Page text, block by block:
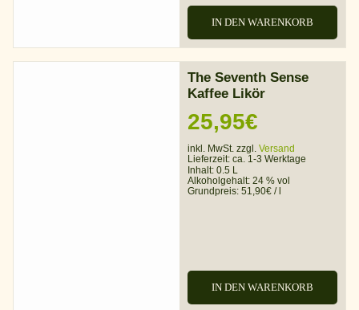
IN DEN WARENKORB
The Seventh Sense
Kaffee Likör
25,95€
inkl. MwSt. zzgl. Versand
Lieferzeit: ca. 1-3 Werktage
Inhalt: 0.5 L
Alkoholgehalt: 24 % vol
Grundpreis: 51,90€ /l
IN DEN WARENKORB